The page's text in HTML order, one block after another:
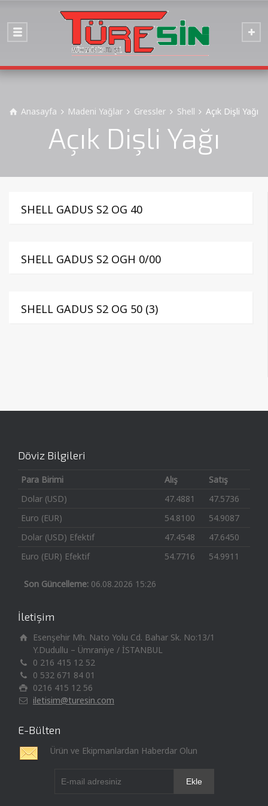
Anasayfa Madeni Yağlar Gressler Shell Açık Dişli Yağı
Açık Dişli Yağı
SHELL GADUS S2 OG 40
SHELL GADUS S2 OGH 0/00
SHELL GADUS S2 OG 50 (3)
Döviz Bilgileri
Para Birimi Alış
Satış
Dolar (USD)
47.4881
47.5736
Euro (EUR)
54.8100
54.9087
Dolar (USD) Efektif
47.4548
47.6450
Euro (EUR) Efektif
54.7716 54.9911
Son Güncelleme: 06.08.2026 15:26
İletişim
Esenşehir Mh. Nato Yolu Cd. Bahar Sk. No:13/1
Y.Dudullu – Ümraniye / İSTANBUL
0 216 415 12 52
0 532 671 84 01
0216 415 12 56
iletisim@turesin.com
E-Bülten
Ürün ve Ekipmanlardan Haberdar Olun